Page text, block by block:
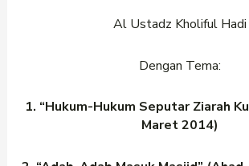
Al Ustadz Kholiful Hadi
Dengan Tema:
1. “Hukum-Hukum Seputar Ziarah
Maret 2014)